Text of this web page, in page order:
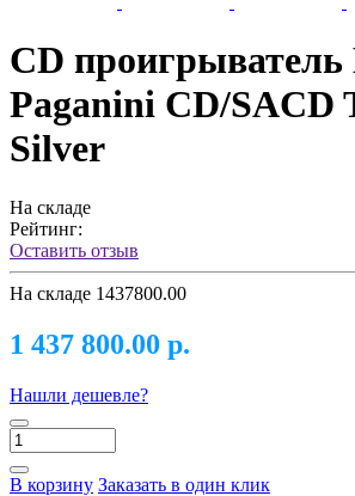
CD проигрыватель
Paganini CD/SACD
Silver
На складе
Рейтинг:
Оставить отзыв
На складе 1437800.00
1 437 800.00 р.
Нашли дешевле?
В корзину Заказать в один клик